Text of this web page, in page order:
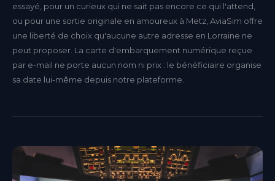
essayé, pour un curieux qui ne sait pas encore ce qui l'attend,
ou pour une sortie originale en amoureux à Metz, AviaSim offre
une liberté de choix qu'aucune autre adresse en Lorraine ne
peut proposer. La carte d'embarquement numérique reçue
par e-mail ne porte aucun nom ni prix : le bénéficiaire organise
sa date lui-même depuis notre plateforme.